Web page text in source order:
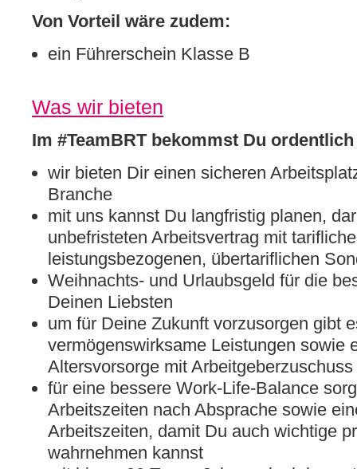
Von Vorteil wäre zudem:
ein Führerschein Klasse B
Was wir bieten
Im #TeamBRT bekommst Du
wir bieten Dir einen sicheren
Branche
mit uns kannst Du langfristig planen,
unbefristeten Arbeitsvertrag mit
leistungsbezogenen, übertariflichen
Weihnachts- und Urlaubsgeld für die
Deinen Liebsten
um für Deine Zukunft vorzusorgen gibt
vermögenswirksame Leistungen sowie
Altersvorsorge mit Arbeitgeberzuschuss
für eine bessere Work-Life-Balance
Arbeitszeiten nach Absprache sowie
Arbeitszeiten, damit Du auch wichtige
wahrnehmen kannst